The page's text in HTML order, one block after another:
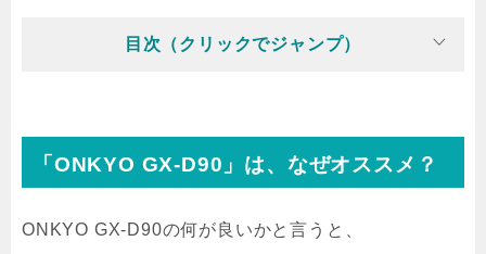
目次（クリックでジャンプ）
「ONKYO GX-D90」は、なぜオススメ？
ONKYO GX-D90の何が良いかと言うと、